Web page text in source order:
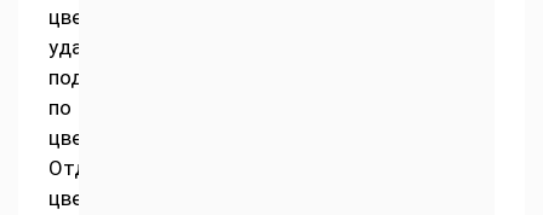
цветов,
удачно
подобранных
по
цвету.
Отдельный
цветочек